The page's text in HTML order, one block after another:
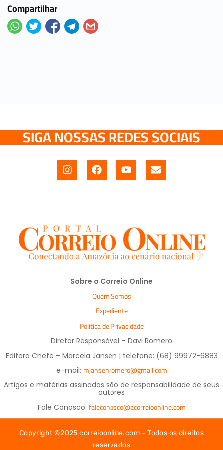
Compartilhar
SIGA NOSSAS REDES SOCIAIS
Sobre o Correio Online
Quem Somos
Expediente
Política de Privacidade
Diretor Responsável – Davi Romero
Editora Chefe – Marcela Jansen | telefone: (68) 99972-6883
e-mail: mjansenromero@gmail.com
Artigos e matérias assinadas são de responsabilidade de seus
autores
Fale Conosco: faleconosco@acorreioonline.com
Copyright ©2025 correioonline.com – Todos os direitos
reservados